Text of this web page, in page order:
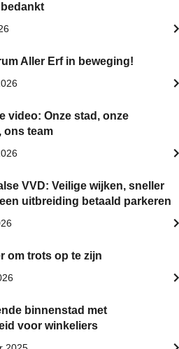
Aller Erf in beweging!
video: Onze stad, onze
ons team
VVD: Veilige wijken, sneller
uitbreiding betaald parkeren
om trots op te zijn
binnenstad met
voor winkeliers